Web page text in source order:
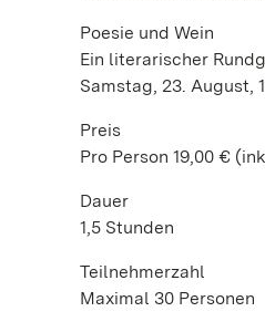
Poesie und Wein
Ein literarischer
Samstag, 23. August,
Preis
Pro Person 19,00 €
Dauer
1,5 Stunden
Teilnehmerzahl
Maximal 30 Personen